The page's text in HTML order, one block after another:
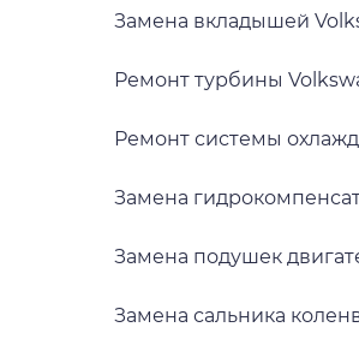
Замена вкладышей
Ремонт турбины
Ремонт системы
Замена
Замена подушек
Замена сальника